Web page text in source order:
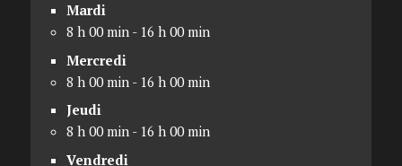
Mardi
8 h 00 min - 16 h 00 min
Mercredi
8 h 00 min - 16 h 00 min
Jeudi
8 h 00 min - 16 h 00 min
Vendredi